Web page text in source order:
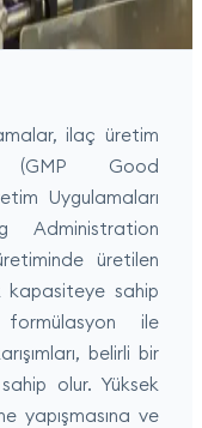
ilaç üretim
(GMP Good
Uygulamaları
üretilen
kapasiteye sahip
ile
belirli bir
olur. Yüksek
yapışmasına ve